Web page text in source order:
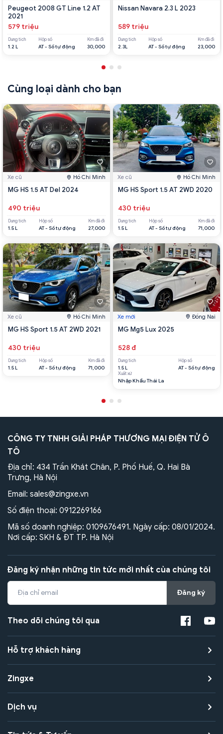
Peugeot 2008 GT Line 1.2 AT
2021
579 triệu
Dung tích
1.2 L
Hộp số
AT - Số tự động
Km đã đi
30,000
Nissan Navara 2.3 L 2023
589 triệu
Dung tích
2.3L
Hộp số
AT - Số tự động
Km đã đi
23,000
Cùng loại dành cho bạn
Xe cũ Hồ Chí Minh
MG HS 1.5 AT Del 2024
490 triệu
Dung tích
1.5 L
Hộp số
AT - Số tự động
Km đã đi
27,000
Xe cũ Hồ Chí Minh
MG HS Sport 1.5 AT 2WD 2021
430 triệu
Dung tích
1.5 L
Hộp số
AT - Số tự động
Km đã đi
71,000
Xe cũ Hồ Chí Minh
MG HS Sport 1.5 AT 2WD 2020
430 triệu
Dung tích
1.5 L
Hộp số
AT - Số tự động
Km đã đi
71,000
Xe mới Đồng Nai
MG Mg5 Lux 2025
528 đ
Dung tích
1.5 L
Hộp số
AT - Số tự động
Xuất xứ
Nhập Khẩu Thái La
CÔNG TY TNHH GIẢI PHÁP THƯƠNG MẠI ĐIỆN TỬ Ô
TÔ
Địa chỉ: 434 Trần Khát Chân, P. Phố Huế, Q. Hai Bà
Trưng, Hà Nội
Email: sales@zingxe.vn
Số điện thoại: 0912269166
Mã số doanh nghiệp: 0109676491. Ngày cấp: 08/01/2024.
Nơi cấp: SKH & ĐT TP. Hà Nội
Đăng ký nhận những tin tức mới nhất của chúng tôi
Đăng ký
Theo dõi chúng tôi qua
Hỗ trợ khách hàng
Zingxe
Dịch vụ